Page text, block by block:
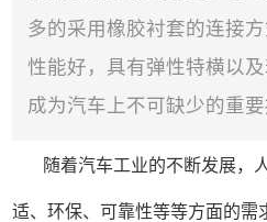
多的采用橡胶衬套的连接
性能好，具有弹性特横以
成为汽车上不可缺少的重要
随着汽车工业的不断发展，
适、环保、可靠性等等方面的需